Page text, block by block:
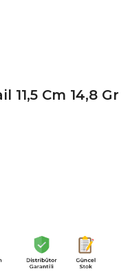
Cm 14,8 Gr